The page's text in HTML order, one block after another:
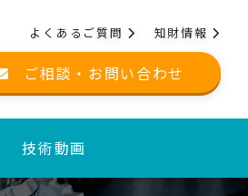
知財情報
よくあるご質問
ご相談・お問い合わせ
技術動画